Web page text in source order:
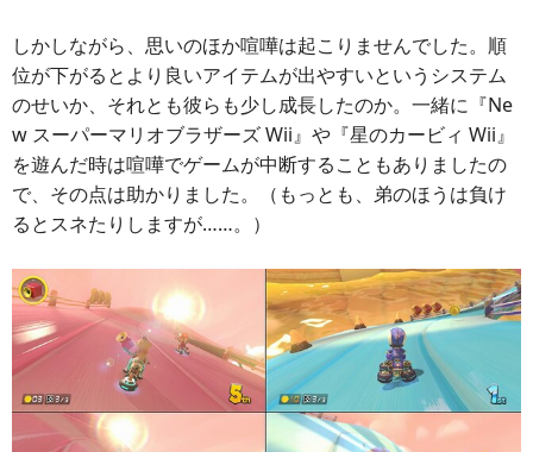
しかしながら、思いのほか喧嘩は起こりませんでした。順
位が下がるとより良いアイテムが出やすいというシステム
のせいか、それとも彼らも少し成長したのか。一緒に『Ne
w スーパーマリオブラザーズ Wii』や『星のカービィ Wii』
を遊んだ時は喧嘩でゲームが中断することもありましたの
で、その点は助かりました。（もっとも、弟のほうは負け
るとスネたりしますが……。）